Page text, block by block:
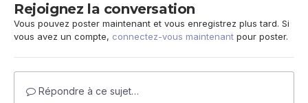
Rejoignez la conversation
Vous pouvez poster maintenant et vous enregistrez plus tard. Si
vous avez un compte, connectez-vous maintenant pour poster.
Répondre à ce sujet…